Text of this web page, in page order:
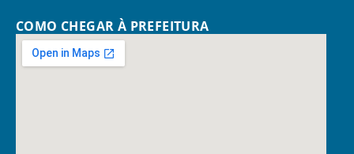
COMO CHEGAR À PREFEITURA